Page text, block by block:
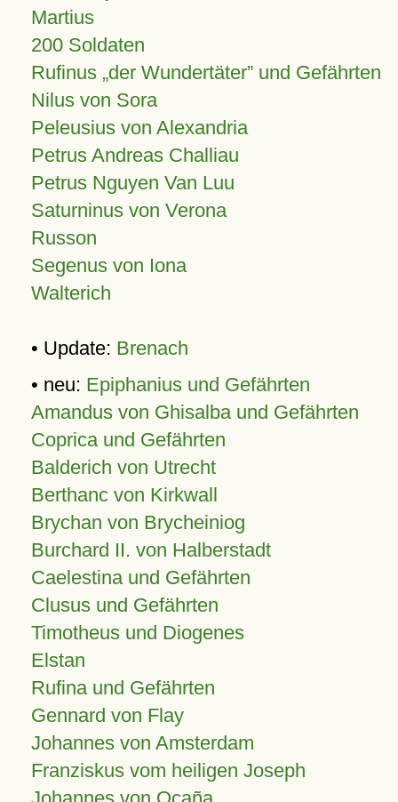
Martius
200 Soldaten
Rufinus „der Wundertäter” und Gefährten
Nilus von Sora
Peleusius von Alexandria
Petrus Andreas Challiau
Petrus Nguyen Van Luu
Saturninus von Verona
Russon
Segenus von Iona
Walterich
• Update: Brenach
• neu: Epiphanius und Gefährten
Amandus von Ghisalba und Gefährten
Coprica und Gefährten
Balderich von Utrecht
Berthanc von Kirkwall
Brychan von Brycheiniog
Burchard II. von Halberstadt
Caelestina und Gefährten
Clusus und Gefährten
Timotheus und Diogenes
Elstan
Rufina und Gefährten
Gennard von Flay
Johannes von Amsterdam
Franziskus vom heiligen Joseph